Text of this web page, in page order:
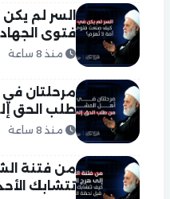
السر لم
فتوى
منذ 8 ساعة
مرحلتان
طلب الحق
منذ 8 ساعة
من فتنة
تتشابك